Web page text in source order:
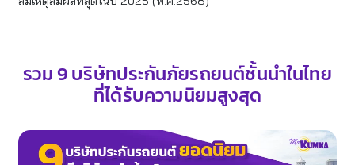
รวม 9 บริษัทประกันภัยรถยนต์ชั้นนำในไทย
ที่ได้รับความนิยมสูงสุด